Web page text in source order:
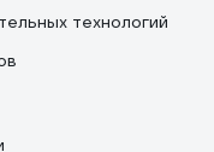
технологий